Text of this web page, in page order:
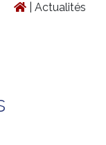
Actualités